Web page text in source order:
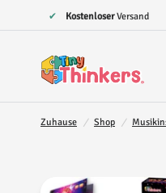
KostenloserVersand
Zuhause / Shop /